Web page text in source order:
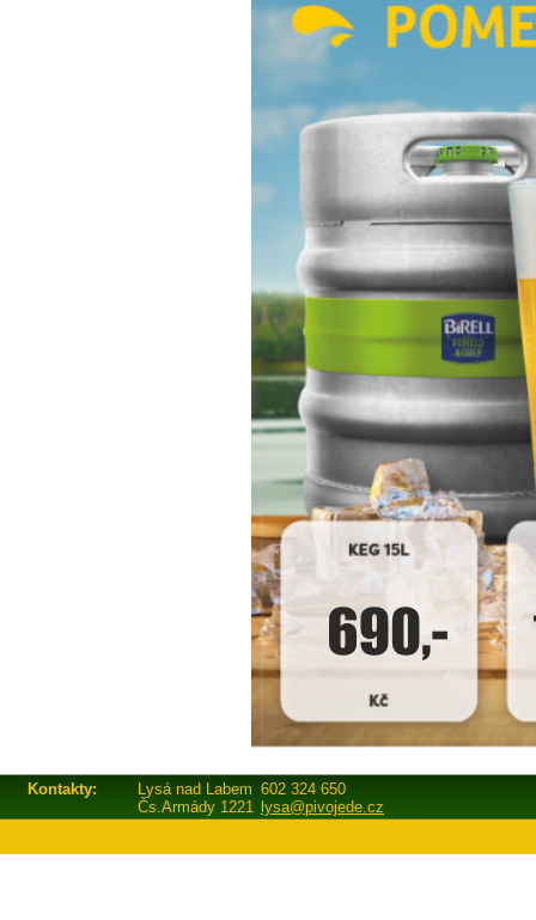
Kontakty: Lysá nad Labem 602 324 650
Čs.Armády 1221 lysa@pivojede.cz